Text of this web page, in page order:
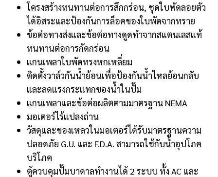
โครงสร้างทนทานต่อการสึกกร่อน, ชุดใบพัดลอยตัว
ได้อิสระและป้องกันการล็อคของใบพัดจากทราย
ข้อต่อทางส่งและข้อต่อทางดูดทำจากสแตนเลสแท้
ทนทานต่อการกัดกร่อน
แกนเพลาใบพัดทรงหกเหลี่ยม
ติดตั้งวาล์วกันน้ำย้อนเพื่อป้องกันน้ำไหลย้อนกลับ
และลดแรงกระแทกของน้ำในปั๊ม
แกนเพลาและข้อต่อผลิตตามมาตรฐาน NEMA
มอเตอร์ไร้แปลงถ่าน
วัสดุและของเหลวในมอเตอร์ได้รับมาตรฐานความ
ปลอดภัย G.U. และ F.D.A. สามารถใช้กับน้ำอุปโภค
บริโภค
ตู้ควบคุมปั๊มบาดาลทำงานได้ 2 ระบบ ทั้ง AC และ